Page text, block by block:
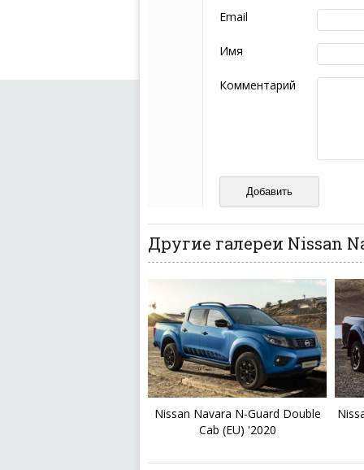
следующих правил:
Комментарий не
эмоциональных
Не стоит
Пожалуйста, не
также призывы к
Не размещайте
И запаситесь терпением,
ваш отзыв может
Email
Имя
Комментарий
Другие галереи Nissan
Nissan Navara N-Guard Double
Cab (EU) '2020